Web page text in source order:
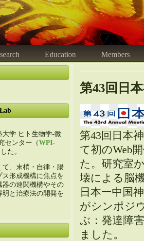
Education Members
大学 ヒト生物学-微
センター（WPI-
た。
て、末梢・自律・腸
形成機構に焦点を
の連関機構やその
と治療法の開発を
第43回日
第43回日本
て初のWeb
た。研究室
壊による脳
日本ー中国
がシンポジ
ぶ：発達障
ました。